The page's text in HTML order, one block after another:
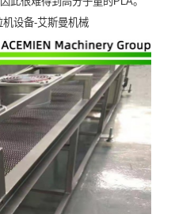
机设备-艾斯曼机械